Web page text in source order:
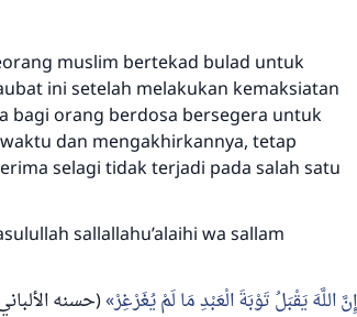
muslim bertekad bulad untuk
ini setelah melakukan kemaksiatan
bagi orang berdosa bersegera untuk
dan mengakhirkannya, tetap
selagi tidak terjadi pada salah satu
sallallahu’alaihi wa sallam
إِنَّ اللَّهَ يَقْبَلُ تَوْبَةَ الْعَبْدِ مَا لَمْ يُغَرْغِرْ
(حسنه